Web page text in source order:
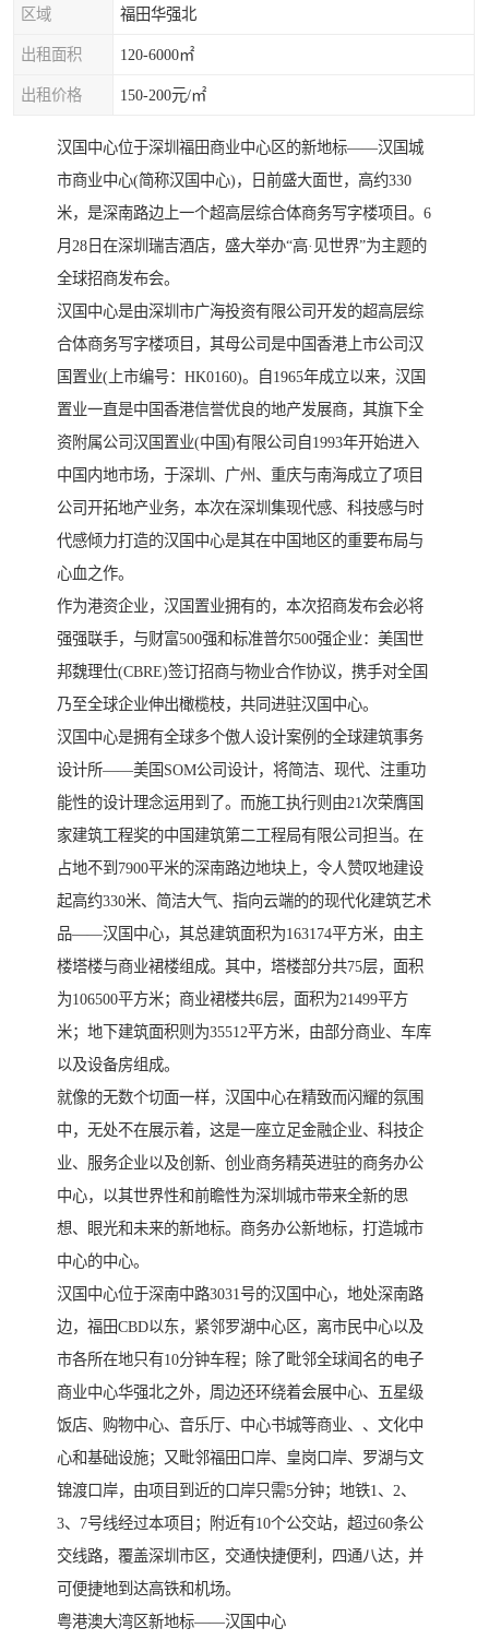
区域 福田华强北
出租面积 120-6000㎡
出租价格 150-200元/㎡
汉国中心位于深圳福田商业中心区的新地标——汉国城
市商业中心(简称汉国中心)，日前盛大面世，高约330
米，是深南路边上一个超高层综合体商务写字楼项目。6
月28日在深圳瑞吉酒店，盛大举办“高·见世界”为主题的
全球招商发布会。
汉国中心是由深圳市广海投资有限公司开发的超高层综
合体商务写字楼项目，其母公司是中国香港上市公司汉
国置业(上市编号：HK0160)。自1965年成立以来，汉国
置业一直是中国香港信誉优良的地产发展商，其旗下全
资附属公司汉国置业(中国)有限公司自1993年开始进入
中国内地市场，于深圳、广州、重庆与南海成立了项目
公司开拓地产业务，本次在深圳集现代感、科技感与时
代感倾力打造的汉国中心是其在中国地区的重要布局与
心血之作。
作为港资企业，汉国置业拥有的，本次招商发布会必将
强强联手，与财富500强和标准普尔500强企业：美国世
邦魏理仕(CBRE)签订招商与物业合作协议，携手对全国
乃至全球企业伸出橄榄枝，共同进驻汉国中心。
汉国中心是拥有全球多个傲人设计案例的全球建筑事务
设计所——美国SOM公司设计，将简洁、现代、注重功
能性的设计理念运用到了。而施工执行则由21次荣膺国
家建筑工程奖的中国建筑第二工程局有限公司担当。在
占地不到7900平米的深南路边地块上，令人赞叹地建设
起高约330米、简洁大气、指向云端的的现代化建筑艺术
品——汉国中心，其总建筑面积为163174平方米，由主
楼塔楼与商业裙楼组成。其中，塔楼部分共75层，面积
为106500平方米；商业裙楼共6层，面积为21499平方
米；地下建筑面积则为35512平方米，由部分商业、车库
以及设备房组成。
就像的无数个切面一样，汉国中心在精致而闪耀的氛围
中，无处不在展示着，这是一座立足金融企业、科技企
业、服务企业以及创新、创业商务精英进驻的商务办公
中心，以其世界性和前瞻性为深圳城市带来全新的思
想、眼光和未来的新地标。商务办公新地标，打造城市
中心的中心。
汉国中心位于深南中路3031号的汉国中心，地处深南路
边，福田CBD以东，紧邻罗湖中心区，离市民中心以及
市各所在地只有10分钟车程；除了毗邻全球闻名的电子
商业中心华强北之外，周边还环绕着会展中心、五星级
饭店、购物中心、音乐厅、中心书城等商业、、文化中
心和基础设施；又毗邻福田口岸、皇岗口岸、罗湖与文
锦渡口岸，由项目到近的口岸只需5分钟；地铁1、2、
3、7号线经过本项目；附近有10个公交站，超过60条公
交线路，覆盖深圳市区，交通快捷便利，四通八达，并
可便捷地到达高铁和机场。
粤港澳大湾区新地标——汉国中心
龙华观澜